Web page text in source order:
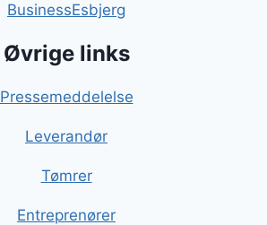
BusinessEsbjerg
Øvrige links
Pressemeddelelse
Leverandør
Tømrer
Entreprenører